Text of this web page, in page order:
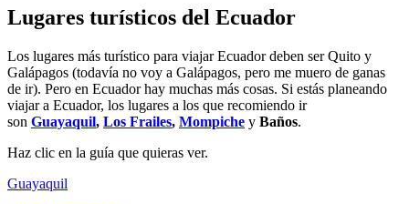
Lugares turísticos del Ecuador
Los lugares más turístico para viajar Ecuador deben ser Quito y
Galápagos (todavía no voy a Galápagos, pero me muero de ganas
de ir). Pero en Ecuador hay muchas más cosas. Si estás planeando
viajar a Ecuador, los lugares a los que recomiendo ir
son Guayaquil, Los Frailes, Mompiche y Baños.
Haz clic en la guía que quieras ver.
Guayaquil